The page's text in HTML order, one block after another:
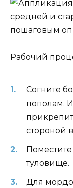
Рабочий
Согните
пополам.
стороной
туловище.
Для